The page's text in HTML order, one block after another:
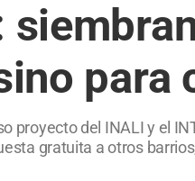
para
proyecto del INALI y el
gratuita a otros